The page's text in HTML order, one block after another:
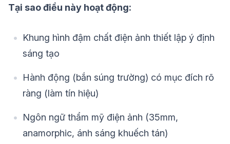
Tại sao điều này hoạt động:
Khung hình đậm chất điện ảnh thiết lập ý định
sáng tạo
Hành động (bắn súng trường) có mục đích rõ
ràng (làm tín hiệu)
Ngôn ngữ thẩm mỹ điện ảnh (35mm,
anamorphic, ánh sáng khuếch tán)